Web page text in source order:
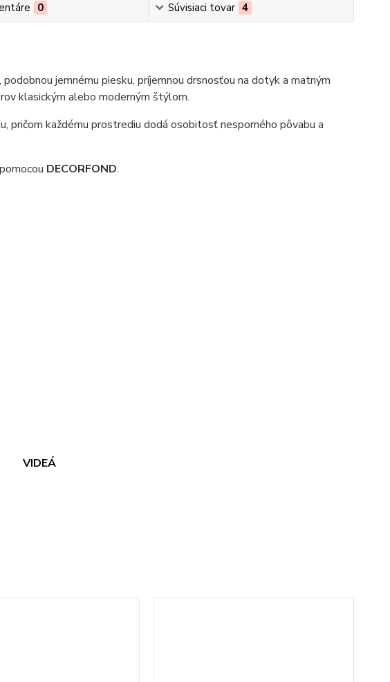
0 Súvisiaci tovar 4
jemnému piesku, príjemnou drsnosťou na dotyk a matným
klasickým alebo moderným štýlom.
pričom každému prostrediu dodá osobitosť nesporného pôvabu a
DECORFOND.
VIDEÁ